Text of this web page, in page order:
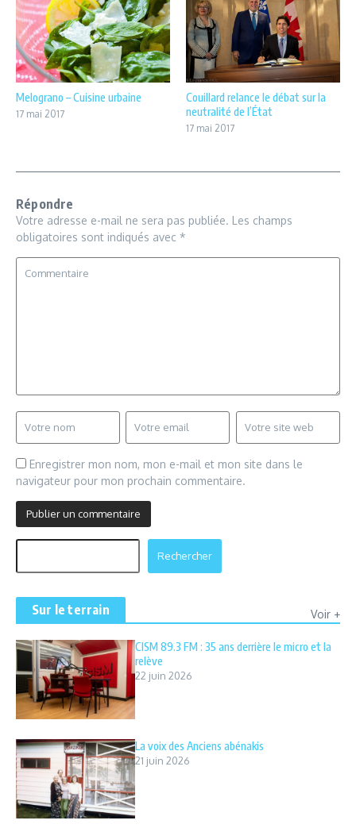
Melograno – Cuisine urbaine
17 mai 2017
Couillard relance le débat sur la
neutralité de l’État
17 mai 2017
Répondre
Votre adresse e-mail ne sera pas publiée. Les champs
obligatoires sont indiqués avec *
Enregistrer mon nom, mon e-mail et mon site dans le
navigateur pour mon prochain commentaire.
Rechercher
Sur le terrain Voir +
CISM 89.3 FM : 35 ans derrière le micro et la
relève
22 juin 2026
La voix des Anciens abénakis
21 juin 2026